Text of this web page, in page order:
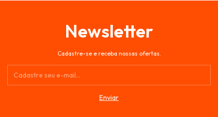
Newsletter
Cadastre-se e receba nossas ofertas.